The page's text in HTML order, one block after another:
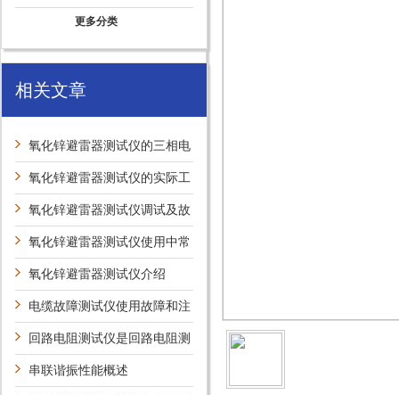
更多分类
相关文章
氧化锌避雷器测试仪的三相电
压取样试验
氧化锌避雷器测试仪的实际工
作事项须知
氧化锌避雷器测试仪调试及故
障处理
氧化锌避雷器测试仪使用中常
遇见的问题
氧化锌避雷器测试仪介绍
电缆故障测试仪使用故障和注
意事项
回路电阻测试仪是回路电阻测
量设备
串联谐振性能概述